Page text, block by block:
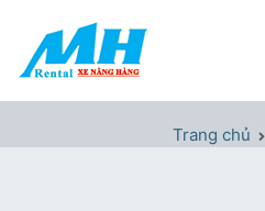
nội
Xe Nâng Hàng MH Rental
Trang chủ